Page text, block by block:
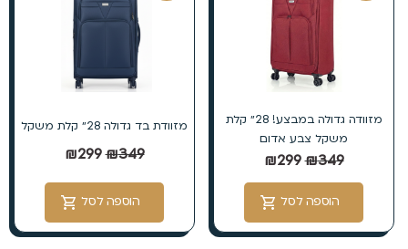
מזוודה גדולה במבצע! 28״ קלת
משקל צבע אדום
₪349
₪299
הוספה לסל
מזוודת בד גדולה 28״ קלת משקל
₪349
₪299
הוספה לסל